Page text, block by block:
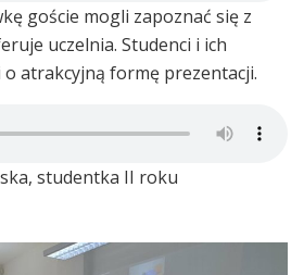
goście mogli zapoznać się z
uczelnia. Studenci i ich
atrakcyjną formę prezentacji.
studentka II roku